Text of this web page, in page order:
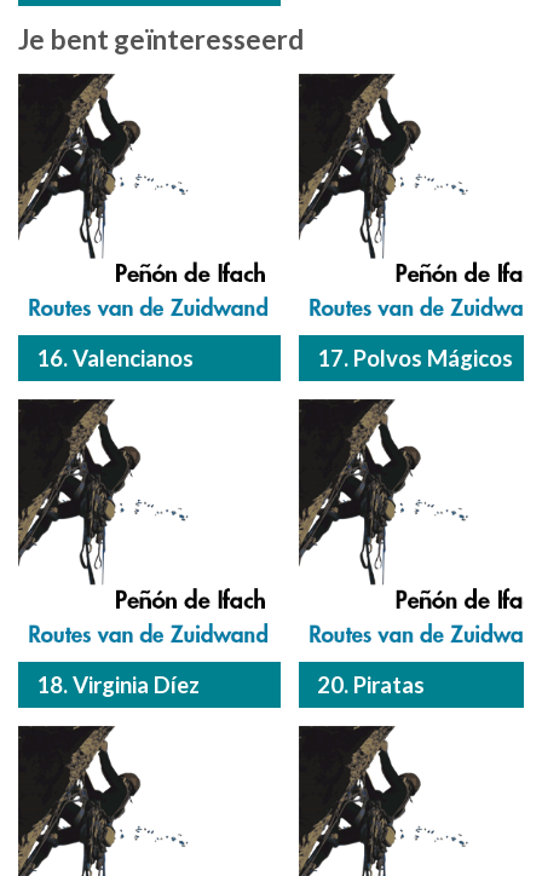
Je bent geïnteresseerd
16. Valencianos 17. Polvos Mágicos
18. Virginia Díez 20. Piratas